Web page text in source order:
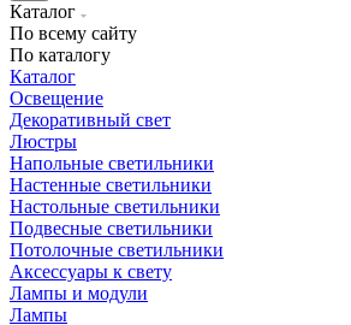
Каталог
По всему сайту
По каталогу
Каталог
Освещение
Декоративный свет
Люстры
Напольные светильники
Настенные светильники
Настольные светильники
Подвесные светильники
Потолочные светильники
Аксессуары к свету
Лампы и модули
Лампы